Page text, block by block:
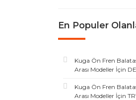
En Populer
Kuga Ön Fren
Arası Modeller İçin
Kuga Ön Fren
Arası Modeller İçin